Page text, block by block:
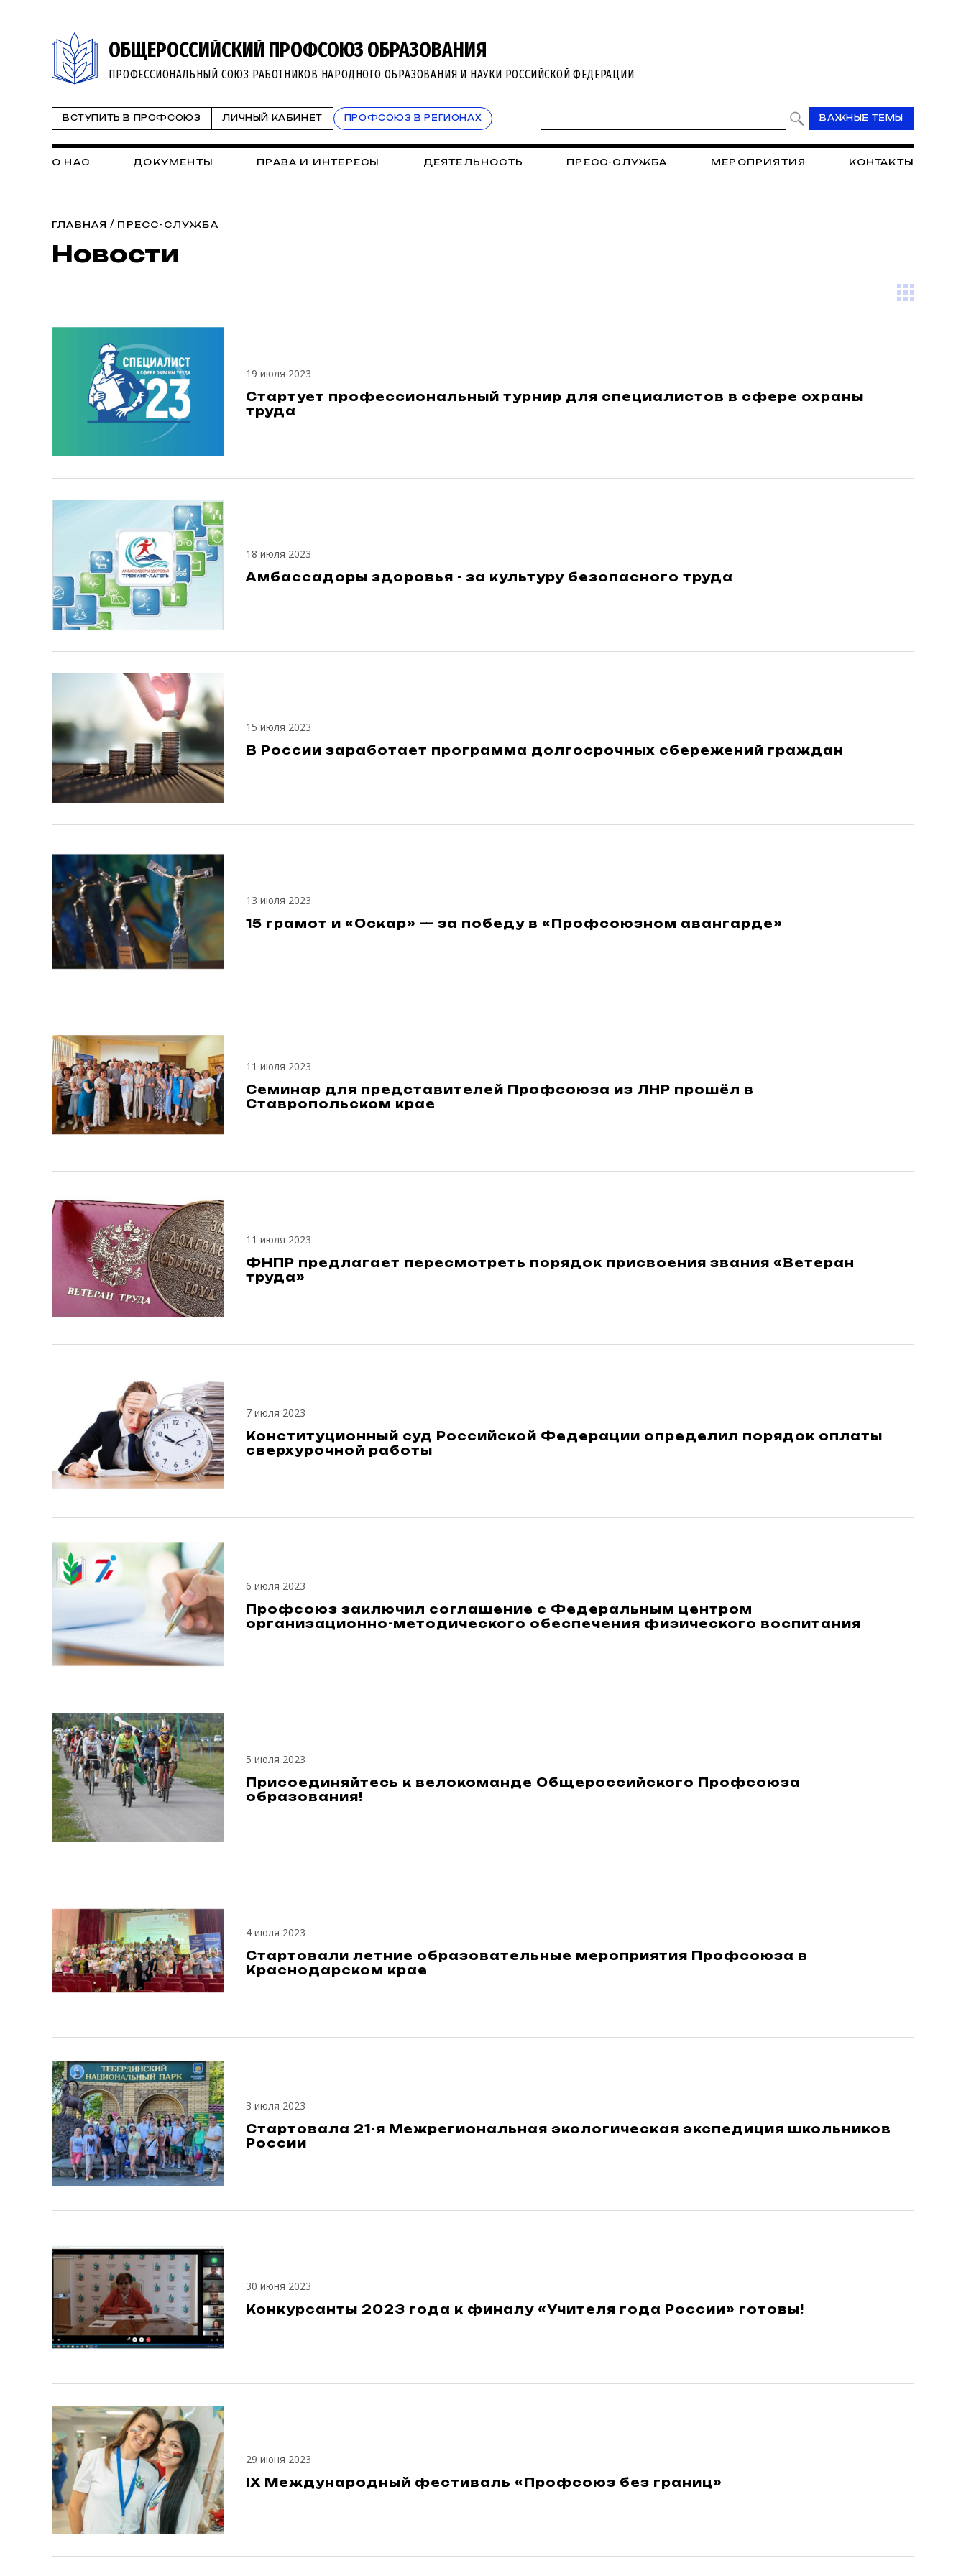
ОБЩЕРОССИЙСКИЙ ПРОФСОЮЗ ОБРАЗОВАНИЯ
ПРОФЕССИОНАЛЬНЫЙ СОЮЗ РАБОТНИКОВ НАРОДНОГО ОБРАЗОВАНИЯ И НАУКИ РОССИЙСКОЙ ФЕДЕРАЦИИ
ВСТУПИТЬ В ПРОФСОЮЗ ЛИЧНЫЙ КАБИНЕТ ПРОФСОЮЗ В РЕГИОНАХ ВАЖНЫЕ ТЕМЫ
О НАС ДОКУМЕНТЫ ПРАВА И ИНТЕРЕСЫ ДЕЯТЕЛЬНОСТЬ ПРЕСС-СЛУЖБА МЕРОПРИЯТИЯ КОНТАКТЫ
ГЛАВНАЯ / ПРЕСС-СЛУЖБА
Новости
19 июля 2023
Стартует профессиональный турнир для специалистов в сфере охраны
труда
18 июля 2023
Амбассадоры здоровья - за культуру безопасного труда
15 июля 2023
В России заработает программа долгосрочных сбережений граждан
13 июля 2023
15 грамот и «Оскар» — за победу в «Профсоюзном авангарде»
11 июля 2023
Семинар для представителей Профсоюза из ЛНР прошёл в
Ставропольском крае
11 июля 2023
ФНПР предлагает пересмотреть порядок присвоения звания «Ветеран
труда»
7 июля 2023
Конституционный суд Российской Федерации определил порядок оплаты
сверхурочной работы
6 июля 2023
Профсоюз заключил соглашение с Федеральным центром
организационно-методического обеспечения физического воспитания
5 июля 2023
Присоединяйтесь к велокоманде Общероссийского Профсоюза
образования!
4 июля 2023
Стартовали летние образовательные мероприятия Профсоюза в
Краснодарском крае
3 июля 2023
Стартовала 21-я Межрегиональная экологическая экспедиция школьников
России
30 июня 2023
Конкурсанты 2023 года к финалу «Учителя года России» готовы!
29 июня 2023
IX Международный фестиваль «Профсоюз без границ»